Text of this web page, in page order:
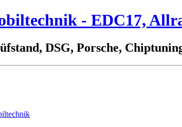
- EDC17,
DSG, Porsche,